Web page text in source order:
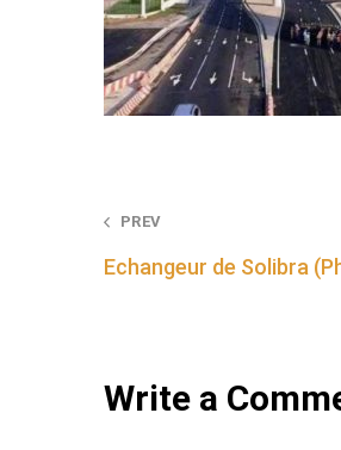
Post
navigation
PREV
Echangeur de Solibra
Write a